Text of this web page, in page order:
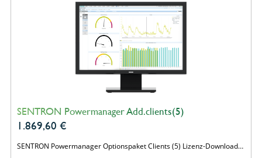
SENTRON Powermanager Add.clients(5)
1.869,60 €
SENTRON Powermanager Optionspaket Clients (5) Lizenz-Download…